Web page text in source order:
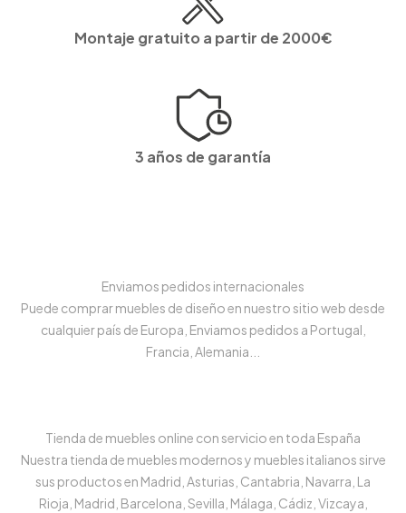
Montaje gratuito a partir de 2000€
3 años de garantía
Enviamos pedidos internacionales
Puede comprar muebles de diseño en nuestro sitio web desde
cualquier país de Europa, Enviamos pedidos a Portugal,
Francia, Alemania...
Tienda de muebles online con servicio en toda España
Nuestra tienda de muebles modernos y muebles italianos sirve
sus productos en Madrid, Asturias, Cantabria, Navarra, La
Rioja, Madrid, Barcelona, Sevilla, Málaga, Cádiz, Vizcaya,